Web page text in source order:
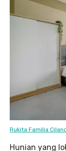
Rukita Familia
Hunian yang